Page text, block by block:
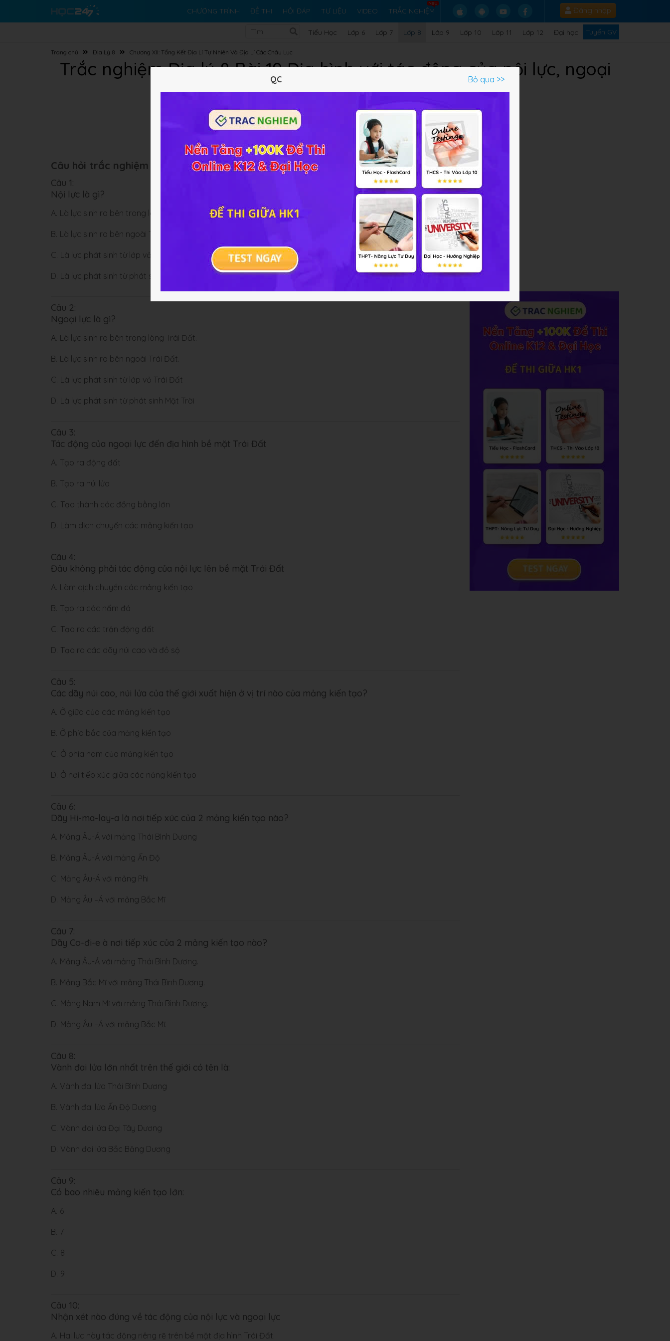
CHƯƠNG TRÌNH ĐỀ THI HỎI ĐÁP TƯ LIỆU VIDEO TRẮC NGHIỆM Đăng nhập
Tiểu Học Lớp 6 Lớp 7 Lớp 8 Lớp 9 Lớp 10 Lớp 11 Lớp 12 Đại học Tuyển GV
Trang chủ Địa Lý 8 Chương XII: Tổng Kết Địa Lí Tự Nhiên Và Địa Lí Các Châu Lục
Trắc nghiệm Địa lý 8 Bài 19 Địa hình với tác động của nội lực, ngoại
lực
Lý thuyết 10Trắc nghiệm 7BT SGK 14 FAQ
Câu hỏi trắc nghiệm (10 câu):
Câu 1:
Nội lực là gì?
A. Là lực sinh ra bên trong lòng Trái Đất
B. Là lực sinh ra bên ngoài Trái Đất
C. Là lực phát sinh từ lớp vỏ Trái Đất
D. Là lực phát sinh từ phát sinh Mặt Trời
Câu 2:
Ngoại lực là gì?
A. Là lực sinh ra bên trong lòng Trái Đất.
B. Là lực sinh ra bên ngoài Trái Đất.
C. Là lực phát sinh từ lớp vỏ Trái Đất
D. Là lực phát sinh từ phát sinh Mặt Trời
Câu 3:
Tác động của ngoại lực đến địa hình bề mặt Trái Đất
A. Tạo ra động đất
B. Tạo ra núi lửa
C. Tạo thành các đồng bằng lớn
D. Làm dịch chuyển các mảng kiến tạo
Câu 4:
Đâu không phải tác động của nội lực lên bề mặt Trái Đất
A. Làm dịch chuyển các mảng kiến tạo
B. Tạo ra các nấm đá
C. Tạo ra các trận động đất
D. Tạo ra các dãy núi cao và đồ sộ
Câu 5:
Các dãy núi cao, núi lửa của thế giới xuất hiện ở vị trí nào của mảng kiến tạo?
A. Ở giữa của các mảng kiến tạo
B. Ở phía bắc của mảng kiến tạo
C. Ở phía nam của mảng kiến tạo
D. Ở nơi tiếp xúc giữa các nảng kiến tạo
Câu 6:
Dãy Hi-ma-lay-a là nơi tiếp xúc của 2 mảng kiến tạo nào?
A. Mảng Âu-Á với mảng Thái Bình Dương
B. Mảng Âu-Á với mảng Ấn Độ
C. Mảng Âu-Á với mảng Phi
D. Mảng Âu –Á với mảng Bắc Mĩ
Câu 7:
Dãy Co-đi-e à nơi tiếp xúc của 2 mảng kiến tạo nào?
A. Mảng Âu-Á với mảng Thái Bình Dương.
B. Mảng Bắc Mĩ với mảng Thái Bình Dương.
C. Mảng Nam Mĩ với mảng Thái Bình Dương.
D. Mảng Âu –Á với mảng Bắc Mĩ.
Câu 8:
Vành đai lửa lớn nhất trên thế giới có tên là:
A. Vành đai lửa Thái Bình Dương
B. Vành đai lửa Ấn Độ Dương
C. Vành đai lửa Đại Tây Dương
D. Vành đai lửa Bắc Băng Dương
Câu 9:
Có bao nhiêu mảng kiến tạo lớn:
A. 6
B. 7
C. 8
D. 9
Câu 10:
Nhận xét nào đúng về tác động của nội lực và ngoại lực
A. Hai lưc này tác động riêng rẽ trên bề mặt địa hình Trái Đất.
QC Bỏ qua >>